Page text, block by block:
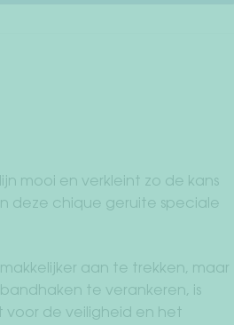
mooi en verkleint zo de kans
deze chique geruite speciale
aan te trekken, maar
te verankeren, is
voor de veiligheid en het